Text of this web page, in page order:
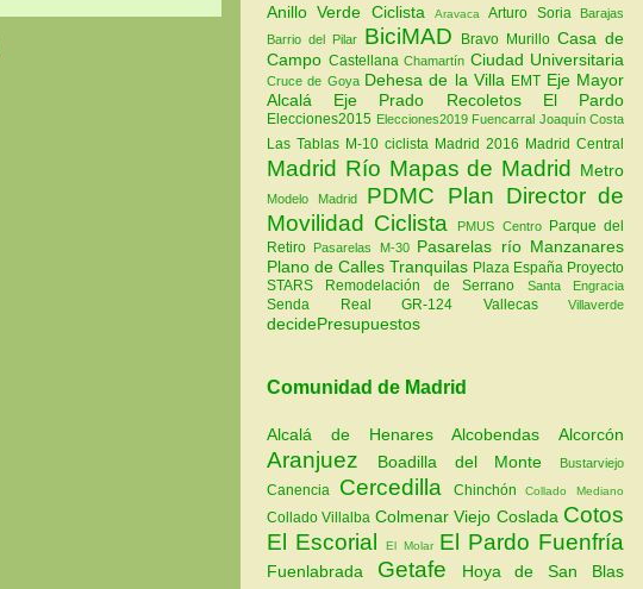
Anillo Verde Ciclista AravacaArturo Soria
Barajas
Barrio del Pilar BiciMAD Bravo MurilloCasa de
Campo Castellana Chamartín Ciudad Universitaria
Cruce de Goya Dehesa de la Villa EMT Eje Mayor
Alcalá Eje Prado Recoletos El Pardo
Elecciones2015 Elecciones2019 Fuencarral Joaquín Costa
Las Tablas M-10 ciclista Madrid 2016 Madrid Central
Madrid Río Mapas de Madrid Metro
Modelo Madrid PDMC Plan Director de
Movilidad Ciclista
PMUS Centro Parque del
Retiro Pasarelas M-30 Pasarelas río Manzanares
Plano de Calles Tranquilas Plaza España Proyecto
STARS Remodelación de Serrano Santa Engracia
Senda Real GR-124 Vallecas Villaverde
decidePresupuestos
Comunidad de Madrid
Alcalá de HenaresAlcobendas Alcorcón
Aranjuez Boadilla del Monte Bustarviejo
Canencia Cercedilla ChinchónCollado Mediano
Collado Villalba Colmenar Viejo Coslada Cotos
El EscorialEl Molar El Pardo Fuenfría
Fuenlabrada Getafe Hoya de San Blas